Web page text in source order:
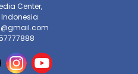
Center,